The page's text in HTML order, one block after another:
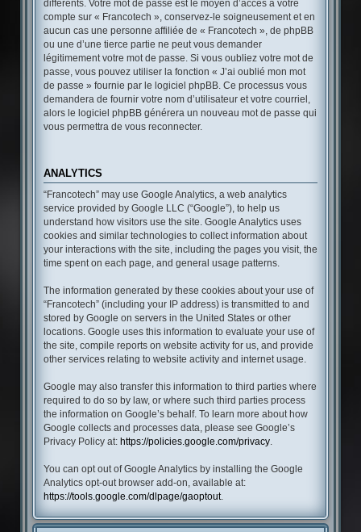
différents. Votre mot de passe est le moyen d’accès à votre
compte sur « Francotech », conservez-le soigneusement et en
aucun cas une personne affiliée de « Francotech », de phpBB
ou une d’une tierce partie ne peut vous demander
légitimement votre mot de passe. Si vous oubliez votre mot de
passe, vous pouvez utiliser la fonction « J’ai oublié mon mot
de passe » fournie par le logiciel phpBB. Ce processus vous
demandera de fournir votre nom d’utilisateur et votre courriel,
alors le logiciel phpBB générera un nouveau mot de passe qui
vous permettra de vous reconnecter.
ANALYTICS
“Francotech” may use Google Analytics, a web analytics
service provided by Google LLC (“Google”), to help us
understand how visitors use the site. Google Analytics uses
cookies and similar technologies to collect information about
your interactions with the site, including the pages you visit, the
time spent on each page, and general usage patterns.
The information generated by these cookies about your use of
“Francotech” (including your IP address) is transmitted to and
stored by Google on servers in the United States or other
locations. Google uses this information to evaluate your use of
the site, compile reports on website activity for us, and provide
other services relating to website activity and internet usage.
Google may also transfer this information to third parties where
required to do so by law, or where such third parties process
the information on Google’s behalf. To learn more about how
Google collects and processes data, please see Google’s
Privacy Policy at: https://policies.google.com/privacy.
You can opt out of Google Analytics by installing the Google
Analytics opt-out browser add-on, available at:
https://tools.google.com/dlpage/gaoptout.